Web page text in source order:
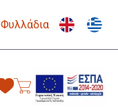
Φυλλάδια